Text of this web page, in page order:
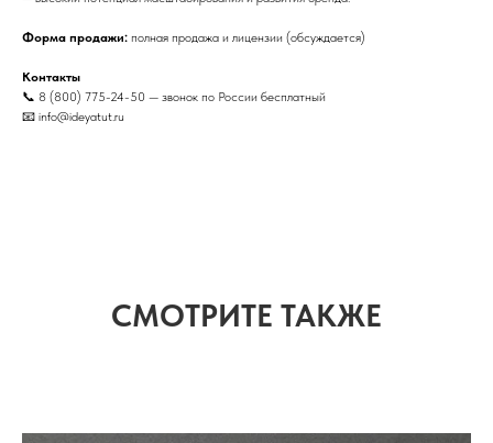
Форма продажи: полная продажа и лицензии (обсуждается)
Контакты
📞 8 (800) 775-24-50 — звонок по России бесплатный
📧 info@ideyatut.ru
СМОТРИТЕ ТАКЖЕ